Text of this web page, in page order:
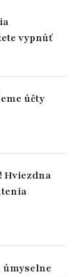
vypnúť
účty